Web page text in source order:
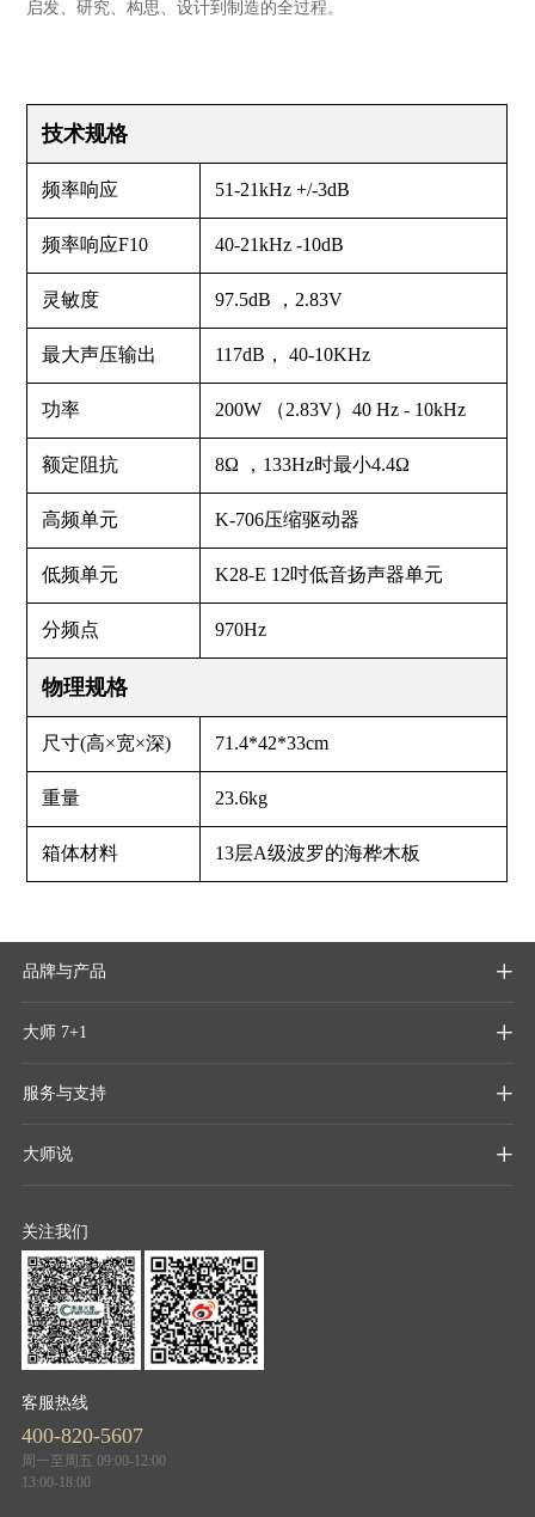
启发、研究、构思、设计到制造的全过程。
技术规格
频率响应 51-21kHz +/-3dB
频率响应F10 40-21kHz -10dB
灵敏度 97.5dB ，2.83V
最大声压输出 117dB， 40-10KHz
功率 200W （2.83V）40 Hz - 10kHz
额定阻抗 8Ω ，133Hz时最小4.4Ω
高频单元 K-706压缩驱动器
低频单元 K28-E 12吋低音扬声器单元
分频点 970Hz
物理规格
尺寸(高×宽×深) 71.4*42*33cm
重量 23.6kg
箱体材料 13层A级波罗的海桦木板
品牌与产品 
大师 7+1 
服务与支持 
大师说 
关注我们
客服热线
400-820-5607
周一至周五 09:00-12:00
13:00-18:00